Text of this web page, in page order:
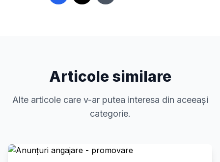
Articole similare
Alte articole care v-ar putea interesa din aceeași
categorie.